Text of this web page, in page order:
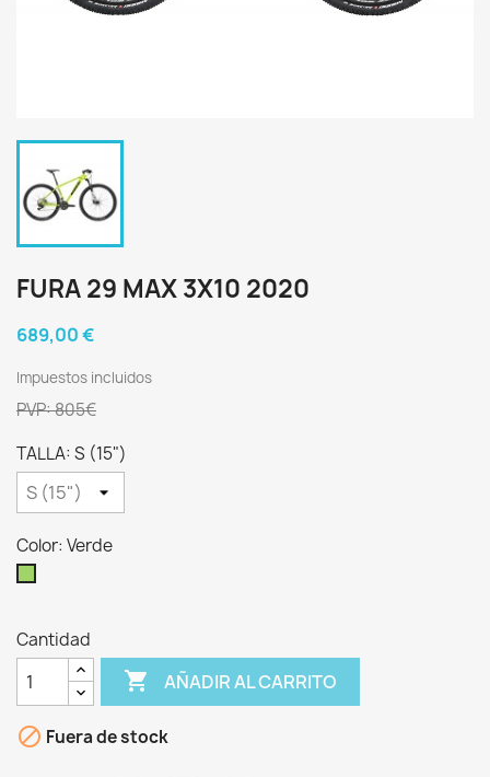
FURA 29 MAX 3X10 2020
689,00 €
Impuestos incluidos
PVP: 805€
TALLA: S (15")
Color: Verde
Cantidad
 AÑADIR AL CARRITO
 Fuera de stock